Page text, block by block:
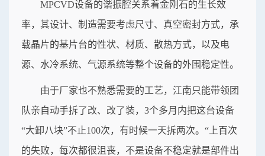
MPCVD设备的谐振腔关系着金刚石的生长效
率，其设计、制造需要考虑尺寸、真空密封方式，承
载晶片的基片台的性状、材质、散热方式，以及电
源、水冷系统、气源系统等整个设备的外围稳定性。
由于厂家也不熟悉需要的工艺，江南只能带领团
队亲自动手拆了改、改了装，3个多月内把这台设备
“大卸八块”不止100次，有时候一天拆两次。“上百次
的失败，每次都很沮丧，不是设备不稳定就是部件出